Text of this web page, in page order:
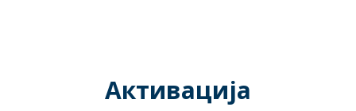
Активација